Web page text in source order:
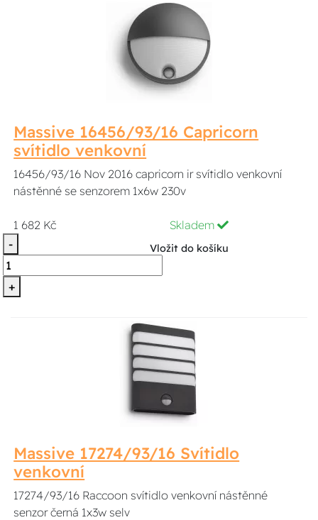
Massive 16456/93/16 Capricorn
svítidlo venkovní
16456/93/16 Nov 2016 capricorn ir svítidlo venkovní
nástěnné se senzorem 1x6w 230v
1 682 Kč
Skladem
-
+
Vložit do košíku
Massive 17274/93/16 Svítidlo
venkovní
17274/93/16 Raccoon svítidlo venkovní nástěnné
senzor černá 1x3w selv